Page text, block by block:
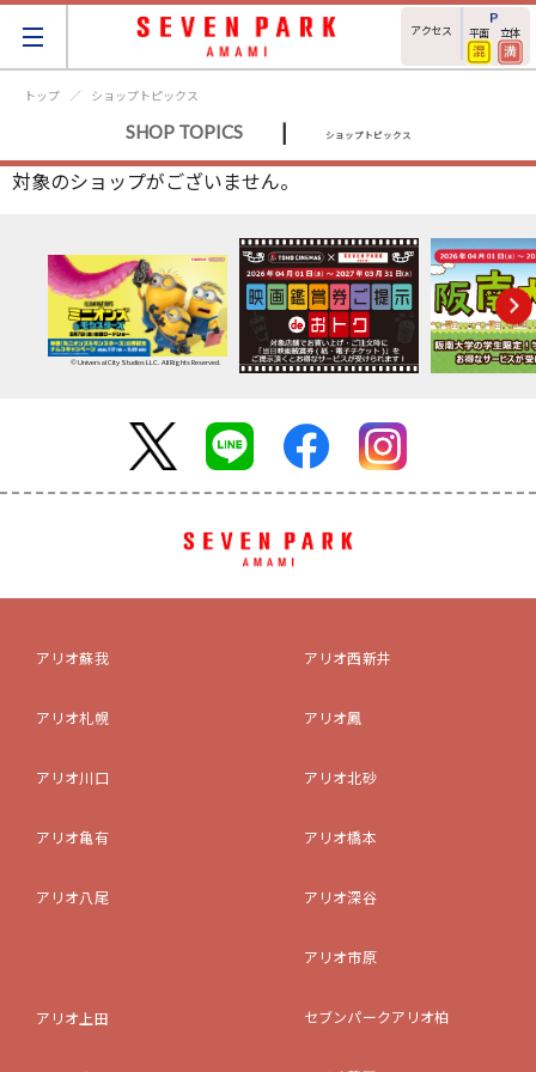
アクセス 平面 立体
トップ ショップトピックス
SHOP TOPICS | ショップトピックス
対象のショップがございません。
© Universal City Studios LLC. All Rights Reserved.
アリオ蘇我
アリオ札幌
アリオ川口
アリオ亀有
アリオ八尾
アリオ上田
アリオ西新井
アリオ鳳
アリオ北砂
アリオ橋本
アリオ深谷
アリオ市原
セブンパークアリオ柏